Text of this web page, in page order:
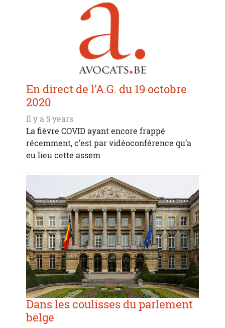
En direct de l’A.G. du 19 octobre
2020
Il y a 5 years
La fièvre COVID ayant encore frappé
récemment, c’est par vidéoconférence qu’a
eu lieu cette assem
Dans les coulisses du parlement
belge